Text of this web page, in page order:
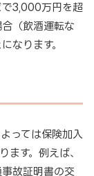
で3,000万円を超
（飲酒運転な
なります。
っては保険加入
ます。例えば、
故証明書の交